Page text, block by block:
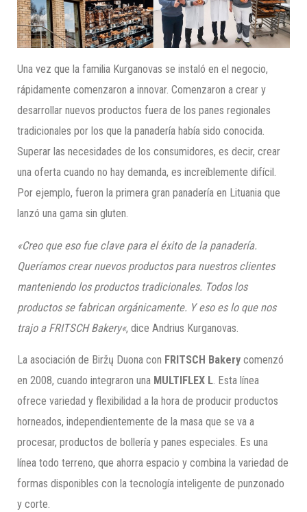
Una vez que la familia Kurganovas se instaló en el negocio,
rápidamente comenzaron a innovar. Comenzaron a crear y
desarrollar nuevos productos fuera de los panes regionales
tradicionales por los que la panadería había sido conocida.
Superar las necesidades de los consumidores, es decir, crear
una oferta cuando no hay demanda, es increíblemente difícil.
Por ejemplo, fueron la primera gran panadería en Lituania que
lanzó una gama sin gluten.
«Creo que eso fue clave para el éxito de la panadería.
Queríamos crear nuevos productos para nuestros clientes
manteniendo los productos tradicionales. Todos los
productos se fabrican orgánicamente. Y eso es lo que nos
trajo a FRITSCHBakery«, dice Andrius Kurganovas.
La asociación de Biržų Duona con FRITSCH Bakery comenzó
en 2008, cuando integraron una MULTIFLEX L. Esta línea
ofrece variedad y flexibilidad a la hora de producir productos
horneados, independientemente de la masa que se va a
procesar, productos de bollería y panes especiales. Es una
línea todo terreno, que ahorra espacio y combina la variedad de
formas disponibles con la tecnología inteligente de punzonado
y corte.